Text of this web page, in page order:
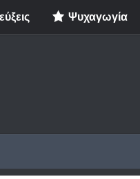
Ψυχαγωγία